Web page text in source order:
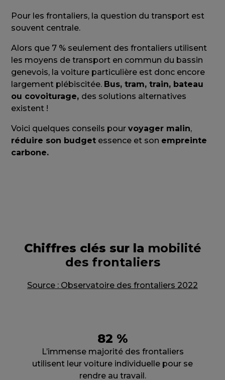
Pour les frontaliers, la question du transport est
souvent centrale.
Alors que 7 % seulement des frontaliers utilisent
les moyens de transport en commun du bassin
genevois, la voiture particulière est donc encore
largement plébiscitée. Bus, tram, train, bateau
ou covoiturage, des solutions alternatives
existent !
Voici quelques conseils pourvoyager malin,
réduire son budget essence et son empreinte
carbone.
Chiffres clés sur la mobilité
des frontaliers
Source : Observatoire des frontaliers 2022
82 %
L’immense majorité des frontaliers
utilisent leur voiture individuelle pour se
rendre au travail.